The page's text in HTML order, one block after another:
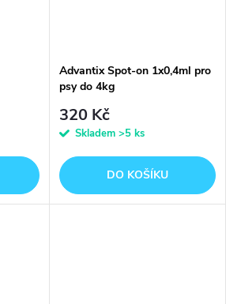
Advantix Spot-on 1x0,4ml pro
psy do 4kg
320 Kč
Skladem >5 ks
DO KOŠÍKU